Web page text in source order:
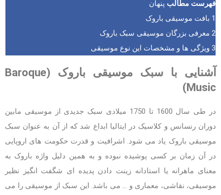
فهرست مطالب پنهان
1 بافت موسیقی باروک
2 معرفی بزرگان موسیقی سبک باروک
3 ویژگی ها و مشخصات این نوع موسیقی
آشنایی با سبک موسیقی باروک (Baroque
Music)
در طی سال 1600 تا 1750 میلادی سبک جدیدی از موسیقی مابین
دوران رنسانس و کلاسیک در ایتالیا ابداع شد که از آن به عنوان سبک
موسیقی باروک یاد می شود. اشرافیت و قدرت حکومت های اروپایی
در آن زمان بر کسی پوشیده نبوده و به همین دلیل واژه باروک به
معنای ماهرانه یا استادانه زینت دادن پدیده ای شگفت انگیز نظیر
موسیقی، نقاشی، معماری و … می باشد. این سبک از موسیقی را می